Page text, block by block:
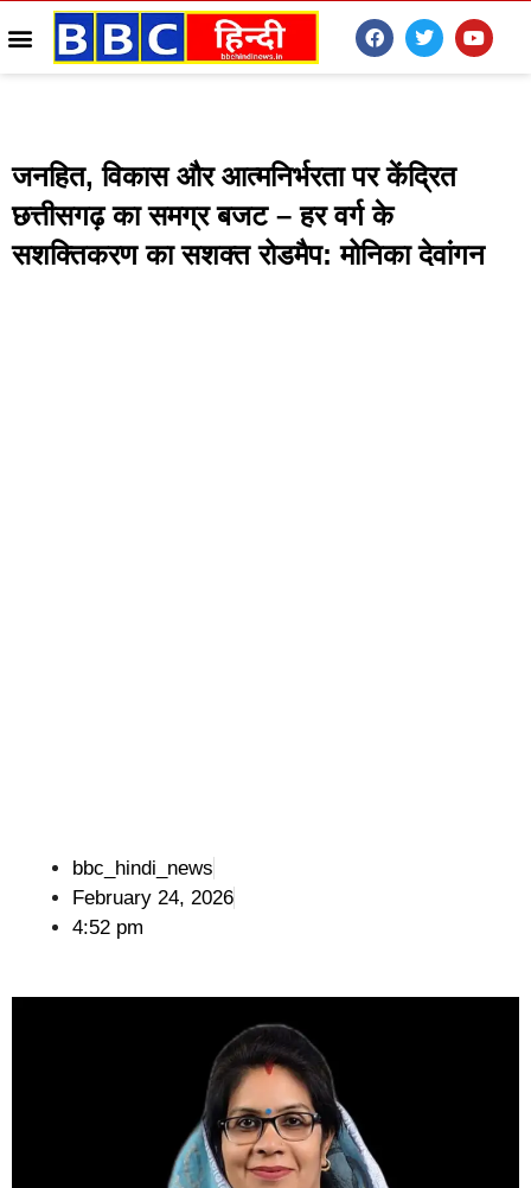
जनहित, विकास और आत्मनिर्भरता पर केंद्रित
छत्तीसगढ़ का समग्र बजट – हर वर्ग के
सशक्तिकरण का सशक्त रोडमैप: मोनिका देवांगन
bbc_hindi_news
February 24, 2026
4:52 pm